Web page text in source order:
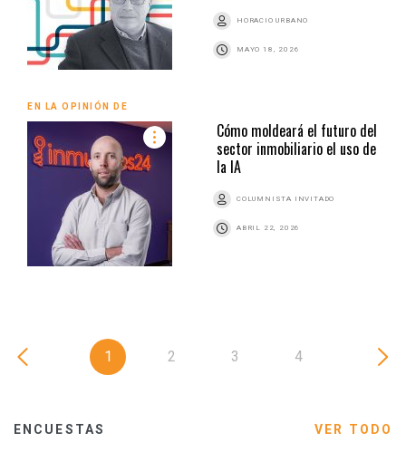
HORACIO URBANO
MAYO 18, 2026
EN LA OPINIÓN DE
Cómo moldeará el futuro del
sector inmobiliario el uso de
la IA
COLUMNISTA INVITADO
ABRIL 22, 2026
1 2 3 4
ENCUESTAS VER TODO